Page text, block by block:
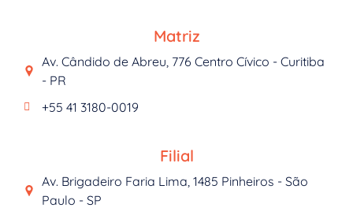
Matriz
Av. Cândido de Abreu, 776 Centro Cívico - Curitiba
- PR
+55 41 3180-0019
Filial
Av. Brigadeiro Faria Lima, 1485 Pinheiros - São
Paulo - SP